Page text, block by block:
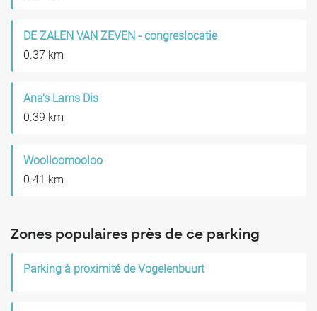
DE ZALEN VAN ZEVEN - congreslocatie
0.37 km
Ana's Lams Dis
0.39 km
Woolloomooloo
0.41 km
Zones populaires près de ce parking
Parking à proximité de Vogelenbuurt